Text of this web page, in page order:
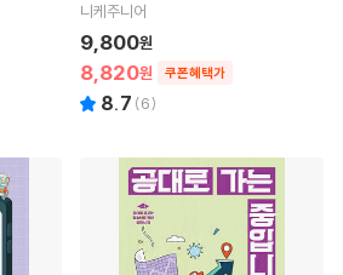
니케주니어
8,820원 쿠폰혜택가
9,800원
8.7 (6)